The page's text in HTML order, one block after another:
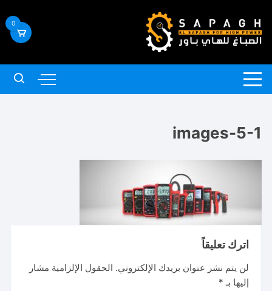
إلى
المحتوى
0
images-5-1
اترك تعليقاً
لن يتم نشر عنوان بريدك الإلكتروني. الحقول الإلزامية مشار
إليها بـ *